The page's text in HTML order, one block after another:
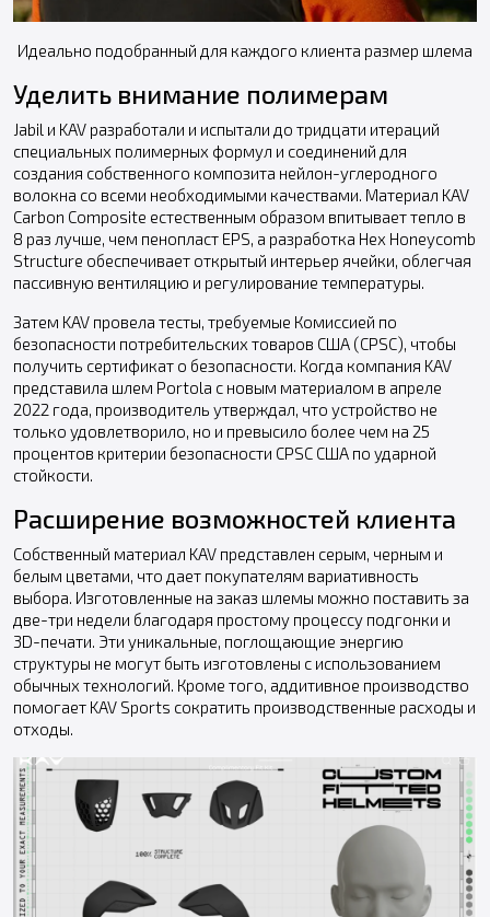
Идеально подобранный для каждого клиента размер шлема
Уделить внимание полимерам
Jabil и KAV разработали и испытали до тридцати итераций
специальных полимерных формул и соединений для
создания собственного композита нейлон-углеродного
волокна со всеми необходимыми качествами. Материал KAV
Carbon Composite естественным образом впитывает тепло в
8 раз лучше, чем пенопласт EPS, а разработка Hex Honeycomb
Structure обеспечивает открытый интерьер ячейки, облегчая
пассивную вентиляцию и регулирование температуры.
Затем KAV провела тесты, требуемые Комиссией по
безопасности потребительских товаров США (CPSC), чтобы
получить сертификат о безопасности. Когда компания KAV
представила шлем Portola с новым материалом в апреле
2022 года, производитель утверждал, что устройство не
только удовлетворило, но и превысило более чем на 25
процентов критерии безопасности CPSC США по ударной
стойкости.
Расширение возможностей клиента
Собственный материал KAV представлен серым, черным и
белым цветами, что дает покупателям вариативность
выбора. Изготовленные на заказ шлемы можно поставить за
две-три недели благодаря простому процессу подгонки и
3D-печати. Эти уникальные, поглощающие энергию
структуры не могут быть изготовлены с использованием
обычных технологий. Кроме того, аддитивное производство
помогает KAV Sports сократить производственные расходы и
отходы.